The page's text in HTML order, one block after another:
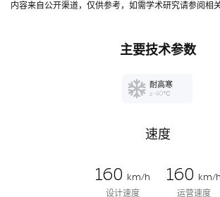
内容来自公开渠道，仅供参考，如需学术研究请参阅相关
主要技术参数
耐高寒
≤-40℃
速度
160
km/h
设计速度
160
km/h
运营速度